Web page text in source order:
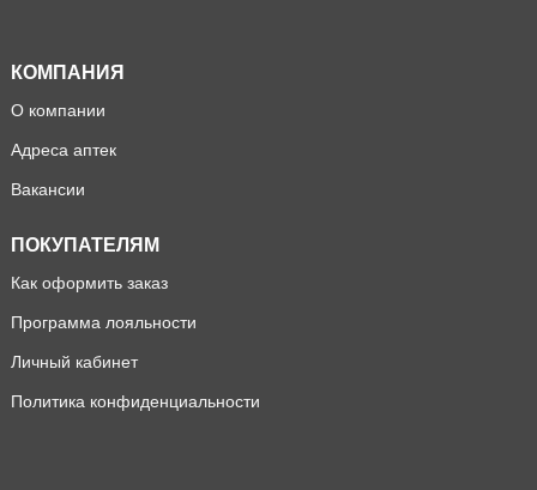
КОМПАНИЯ
О компании
Адреса аптек
Вакансии
ПОКУПАТЕЛЯМ
Как оформить заказ
Программа лояльности
Личный кабинет
Политика конфиденциальности